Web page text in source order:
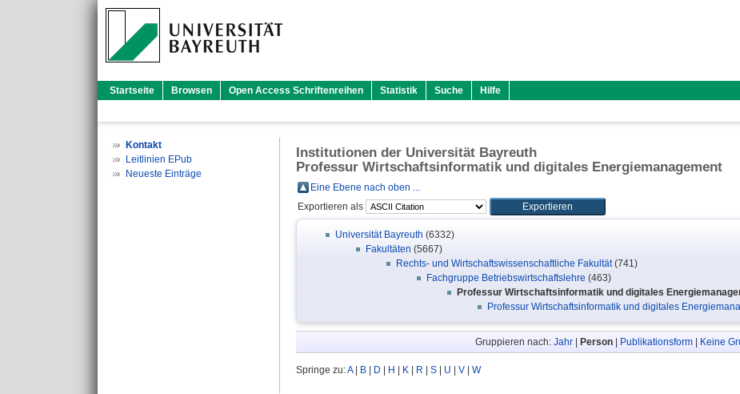
Startseite Browsen Open Access Schriftenreihen Statistik Suche Hilfe
Kontakt
Leitlinien EPub
Neueste Einträge
Institutionen der Universität Bayreuth
Professur Wirtschaftsinformatik und digitales Energiemanagement
Eine Ebene nach oben ...
Exportieren als
Universität Bayreuth (6332)
Fakultäten (5667)
Rechts- und Wirtschaftswissenschaftliche Fakultät(741)
Fachgruppe Betriebswirtschaftslehre (463)
Professur Wirtschaftsinformatik und digitales
Professur Wirtschaftsinformatik und digitales
Gruppieren nach: Jahr| Person| Publikationsform| Keine
Springe zu:A| B D H K R S U V W